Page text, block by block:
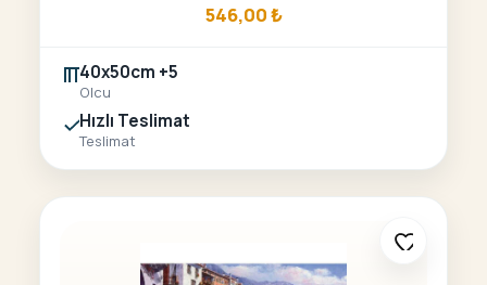
546,00₺
40x50cm +5
Olcu
Hızlı Teslimat
Teslimat